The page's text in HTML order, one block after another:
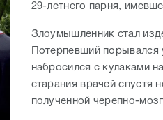
29-летнего парня,
Злоумышленник стал
Потерпевший порывался
набросился с кулаками
старания врачей спустя
полученной черепно-